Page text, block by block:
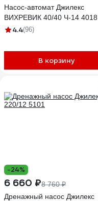
Насос-автомат Джилекс
ВИХРЕВИК 40/40 Ч-14 4018
4.4(96)
В корзину
-24%
6 660 ₽8 760 ₽
Дренажный насос Джилекс